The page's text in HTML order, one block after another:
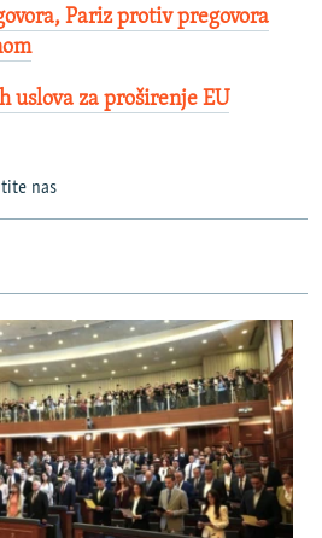
Pariz protiv pregovora
uslova za proširenje EU
nas